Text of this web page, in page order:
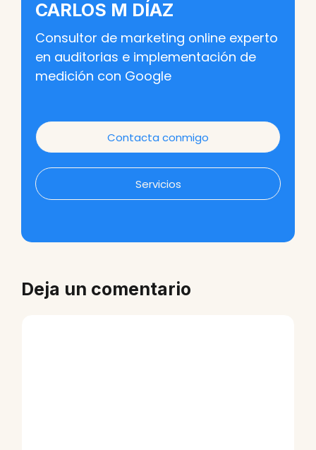
CARLOS M DÍAZ
Consultor de marketing online experto
en auditorias e implementación de
medición con Google
Contacta conmigo
Servicios
Deja un comentario